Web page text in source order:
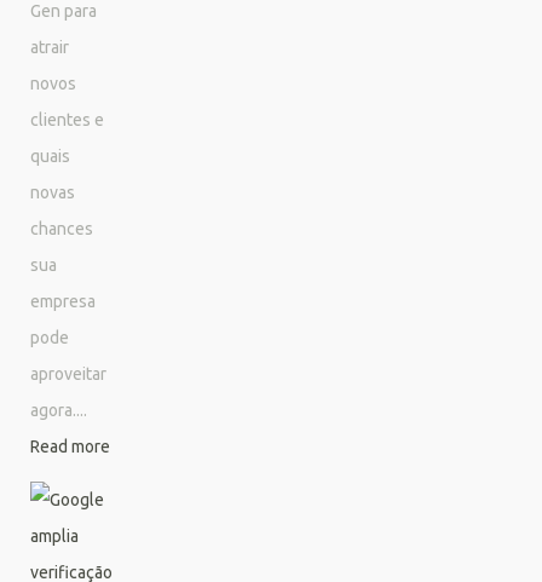
Gen para
atrair
novos
clientes e
quais
novas
chances
sua
empresa
pode
aproveitar
agora....
Read more